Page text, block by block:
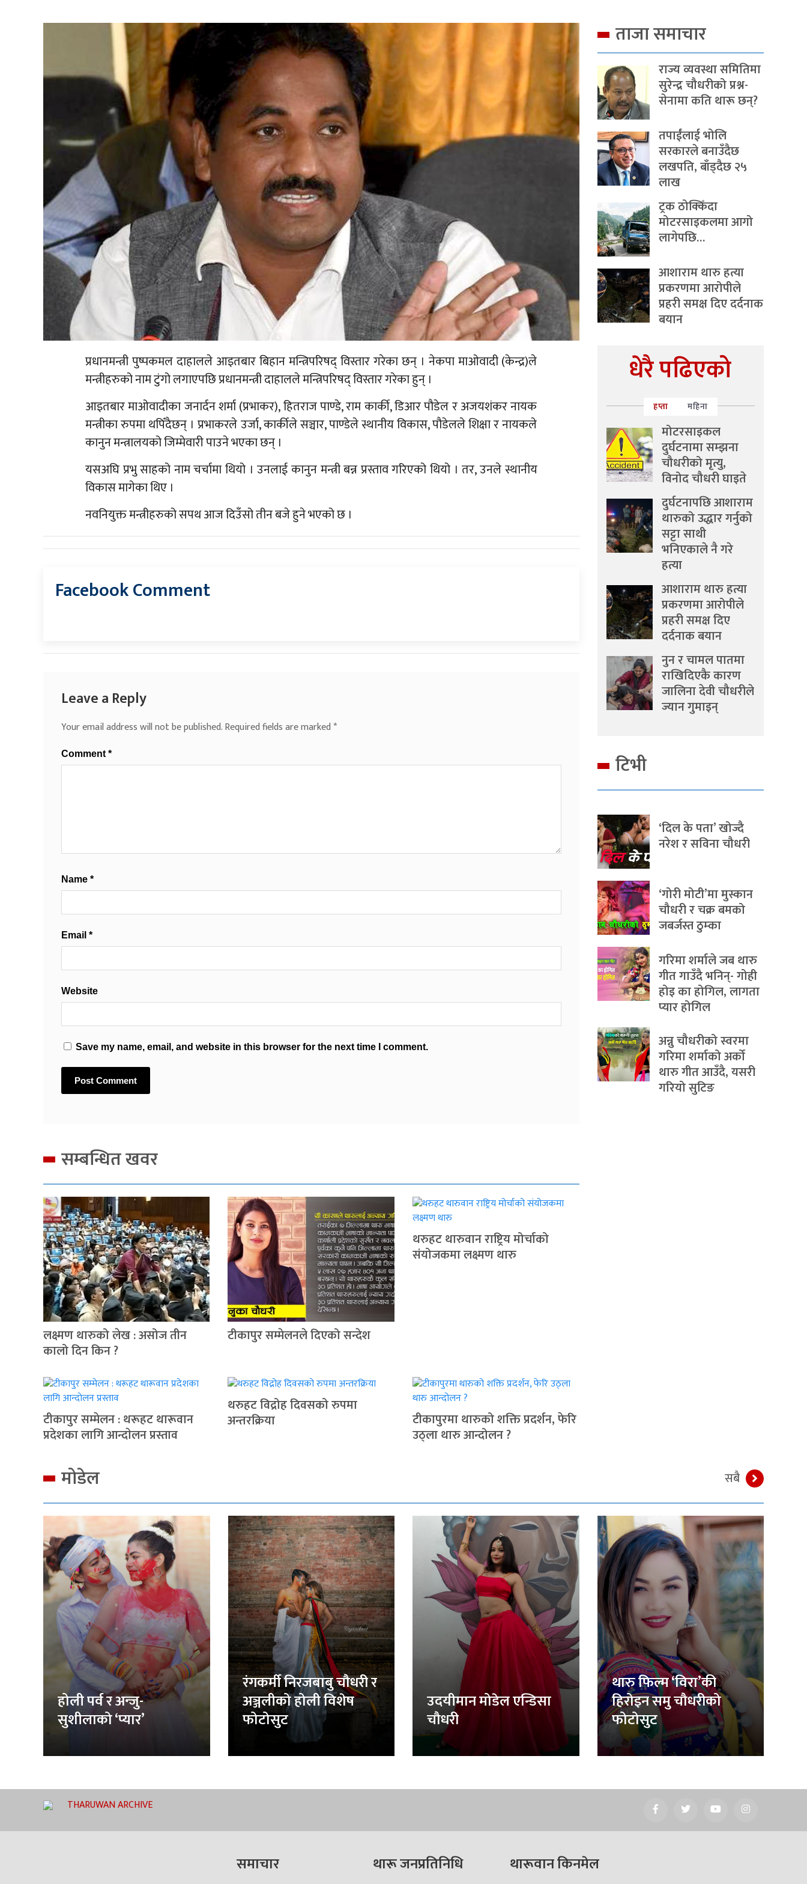
प्रधानमन्त्री पुष्पकमल दाहालले आइतबार बिहान मन्त्रिपरिषद् विस्तार गरेका छन् । नेकपा माओवादी (केन्द्र)ले
मन्त्रीहरुको नाम टुंगो लगाएपछि प्रधानमन्त्री दाहालले मन्त्रिपरिषद् विस्तार गरेका हुन् ।
आइतबार माओवादीका जनार्दन शर्मा (प्रभाकर), हितराज पाण्डे, राम कार्की, डिआर पौडेल र अजयशंकर नायक
मन्त्रीका रुपमा थपिँदैछन् । प्रभाकरले उर्जा, कार्कीले सञ्चार, पाण्डेले स्थानीय विकास, पौडेलले शिक्षा र नायकले
कानुन मन्त्रालयको जिम्मेवारी पाउने भएका छन् ।
यसअघि प्रभु साहको नाम चर्चामा थियो । उनलाई कानुन मन्त्री बन्न प्रस्ताव गरिएको थियो । तर, उनले स्थानीय
विकास मागेका थिए ।
नवनियुक्त मन्त्रीहरुको सपथ आज दिउँसो तीन बजे हुने भएको छ ।
Facebook Comment
Leave a Reply
Your email address will not be published.Required fields are marked*
Comment *
Name *
Email *
Website
Save my name, email, and website in this browser for the next time I comment.
सम्बन्धित खवर
लक्ष्मण थारुको लेख : असोज तीन
कालो दिन किन ?
टीकापुर सम्मेलनले दिएको सन्देश
थरुहट थारुवान राष्ट्रिय मोर्चाको
संयोजकमा लक्ष्मण थारु
टीकापुर सम्मेलन : थरूहट थारूवान
प्रदेशका लागि आन्दाेलन प्रस्ताव
थरुहट विद्रोह दिवसको रुपमा
अन्तरक्रिया टीकापुरमा थारुको शक्ति प्रदर्शन, फेरि
उठ्ला थारु आन्दोलन ?
ताजा समाचार
राज्य व्यवस्था समितिमा
सुरेन्द्र चौधरीको प्रश्न-
सेनामा कति थारू छन्?
तपाईंलाई भोलि
सरकारले बनाउँदैछ
लखपति, बाँड्दैछ २५
लाख
ट्रक ठोक्किँदा
मोटरसाइकलमा आगो
लागेपछि…
आशाराम थारु हत्या
प्रकरणमा आरोपीले
प्रहरी समक्ष दिए दर्दनाक
बयान
धेरै पढिएको
हप्ता महिना
मोटरसाइकल
दुर्घटनामा सम्झना
चौधरीको मृत्यु,
विनोद चौधरी घाइते
दुर्घटनापछि आशाराम
थारुको उद्धार गर्नुको
सट्टा साथी
भनिएकाले नै गरे
हत्या
आशाराम थारु हत्या
प्रकरणमा आरोपीले
प्रहरी समक्ष दिए
दर्दनाक बयान
नुन र चामल पातमा
राखिदिएकै कारण
जालिना देवी चौधरीले
ज्यान गुमाइन्
टिभी
‘दिल के पता’ खोज्दै
नरेश र सविना चौधरी
‘गोरी मोटी’मा मुस्कान
चौधरी र चक्र बमको
जबर्जस्त ठुम्का
गरिमा शर्माले जब थारु
गीत गाउँदै भनिन्- गोही
होइ का होगिल, लागता
प्यार होगिल
अन्नु चौधरीको स्वरमा
गरिमा शर्माको अर्को
थारु गीत आउँदै, यसरी
गरियो सुटिङ
मोडेल सबै
होली पर्व र अन्जु-
सुशीलाको ‘प्यार’
रंगकर्मी निरजबाबु चौधरी र
अञ्जलीको होली विशेष
फोटोसुट
उदयीमान मोडेल एन्डिसा
चौधरी
थारु फिल्म ‘विरा’की
हिरोइन समु चौधरीको
फोटोसुट
THARUWAN ARCHIVE
समाचार थारू जनप्रतिनिधि थारूवान किनमेल